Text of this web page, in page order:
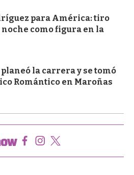
para América: tiro
como figura en la
la carrera y se tomó
Romántico en Maroñas